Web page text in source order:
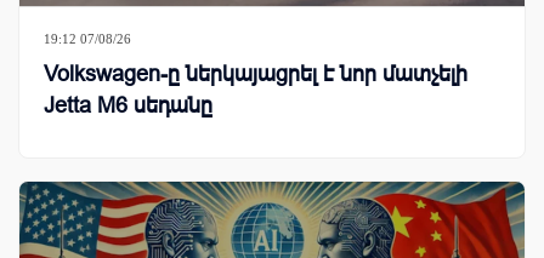
19:12 07/08/26
Volkswagen-ը ներկայացրել է նոր մատչելի
Jetta M6 սեդանը